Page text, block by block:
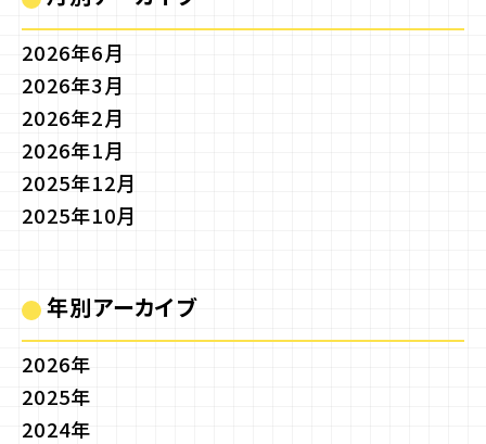
2026年6月
2026年3月
2026年2月
2026年1月
2025年12月
2025年10月
年別アーカイブ
2026年
2025年
2024年